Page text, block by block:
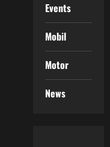
Events
Mobil
Motor
News